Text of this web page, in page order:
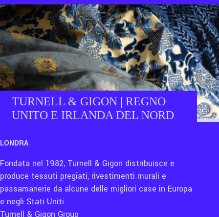
TURNELL & GIGON | REGNO
UNITO E IRLANDA DEL NORD
LONDRA
Fondata nel 1982, Turnell & Gigon distribuisce e
produce tessuti pregiati, rivestimenti murali e
passamanerie da alcune delle migliori case in Europa
e negli Stati Uniti.
Turnell & Gigon Group